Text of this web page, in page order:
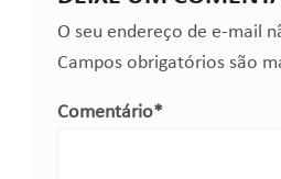
O seu endereço de e-mail
Campos obrigatórios são
Comentário*